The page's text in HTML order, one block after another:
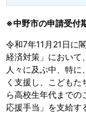
※中野市の申請受付
令和7年11月21日に
経済対策」において
人々に及ぶ中、特
く支援し、こども
ら高校生年代までの
応援手当」を支給す